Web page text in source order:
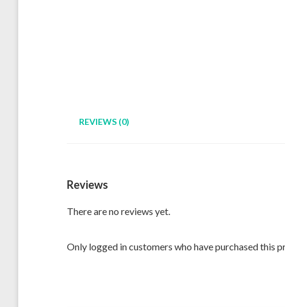
REVIEWS (0)
Reviews
There are no reviews yet.
Only logged in customers who have purchased this